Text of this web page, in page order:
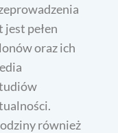
pełen
oraz ich
również